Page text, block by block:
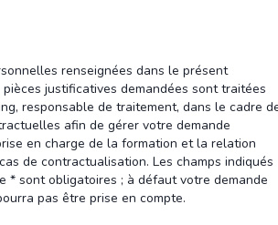
renseignées dans le présent
justificatives demandées sont traitées
responsable de traitement, dans le cadre
afin de gérer votre demande
en charge de la formation et la relation
de contractualisation. Les champs indiqués
* sont obligatoires ; à défaut votre demande
pas être prise en compte.